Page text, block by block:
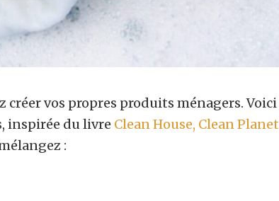
créer vos propres produits ménagers. Voici
inspirée du livre Clean House, Clean Planet
: